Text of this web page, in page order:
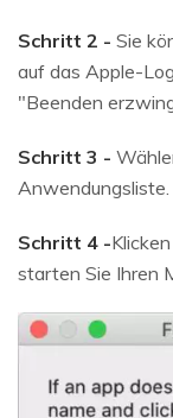
Schritt 2 - Sie
auf das Apple-
"Beenden
Schritt 3 -
Anwendungsliste.
Schritt 4 -
starten Sie Ihren